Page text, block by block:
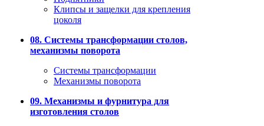
Клипсы и защелки для крепления
цоколя
08. Системы трансформации столов,
механизмы поворота
Системы трансформации
Механизмы поворота
09. Механизмы и фурнитура для
изготовления столов